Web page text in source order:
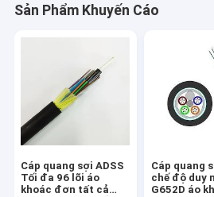
Sản Phẩm Khuyến Cáo
Cáp quang sợi ADSS
Tối đa 96 lõi áo
khoác đơn tất cả
Cáp quang
chế độ duy
G652D áo